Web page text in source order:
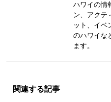
ハワイの情
ン、アクテ
ット、イベ
のハワイな
ます。
関連する記事